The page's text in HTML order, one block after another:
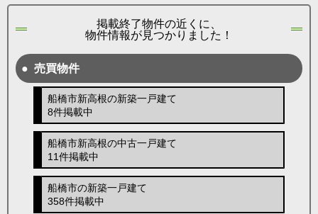
掲載終了物件の近くに、
物件情報が見つかりました！
売買物件
船橋市新高根の新築一戸建て
8件掲載中
船橋市新高根の中古一戸建て
11件掲載中
船橋市の新築一戸建て
358件掲載中